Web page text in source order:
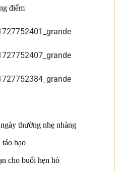
điểm
thường nhẹ nhàng
bạo
cho buổi hẹn hò